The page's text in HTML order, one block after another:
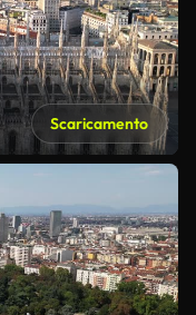
Scaricamento